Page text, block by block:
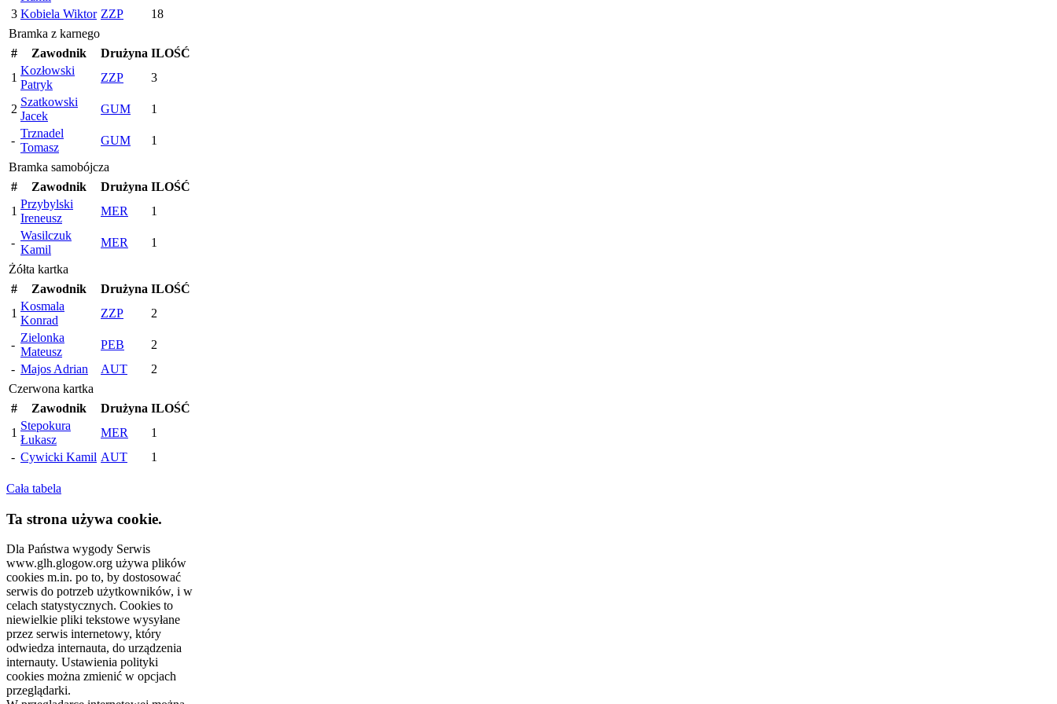
3 Kobiela Wiktor ZZP
18
Bramka z karnego
#
Zawodnik Drużyna ILOŚĆ
1
Kozłowski
Patryk
ZZP 3
2
Szatkowski
Jacek
GUM 1
-
Trznadel
Tomasz
GUM
1
Bramka samobójcza
#
Zawodnik Drużyna ILOŚĆ
1
Przybylski
Ireneusz
MER 1
-
Wasilczuk
Kamil
MER
1
Żółta kartka
#
Zawodnik Drużyna ILOŚĆ
1
Kosmala
Konrad
ZZP 2
-
Zielonka
Mateusz
PEB
2
- Majos Adrian AUT
2
Czerwona kartka
#
Zawodnik Drużyna ILOŚĆ
1
Stepokura
Łukasz
MER
1
- Cywicki Kamil AUT 1
Cała tabela
Ta strona używa cookie.
Dla Państwa wygody Serwis
www.glh.glogow.org używa plików
cookies m.in. po to, by dostosować
serwis do potrzeb użytkowników, i w
celach statystycznych. Cookies to
niewielkie pliki tekstowe wysyłane
przez serwis internetowy, który
odwiedza internauta, do urządzenia
internauty. Ustawienia polityki
cookies można zmienić w opcjach
przeglądarki.